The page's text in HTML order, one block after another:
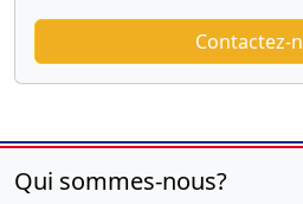
Contactez-
Qui sommes-nous?